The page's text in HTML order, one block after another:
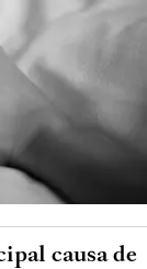
causa de